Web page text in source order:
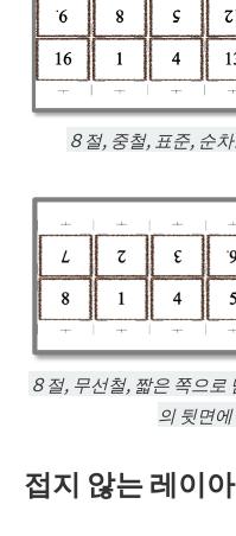
８절, 중철, 표준, 순
８절, 무선철, 짧은 쪽으
의 뒷면
접지 않는 레이